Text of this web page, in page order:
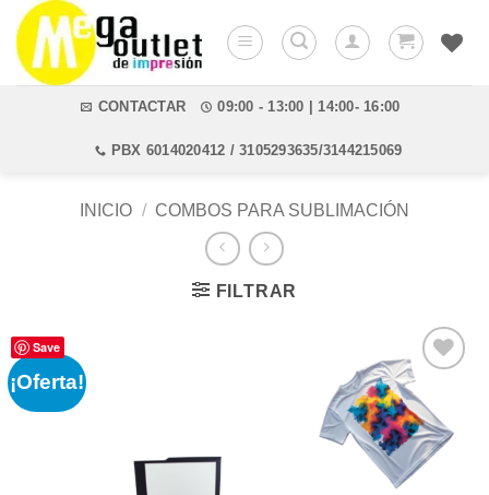
Saltar
contenido
CONTACTAR 09:00 - 13:00 | 14:00- 16:00
PBX 6014020412 / 3105293635/3144215069
INICIO / COMBOS PARA SUBLIMACIÓN
FILTRAR
Save
¡Oferta!
Añadir
a la
lista de
deseos